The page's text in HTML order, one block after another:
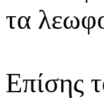
τα
Επίσης